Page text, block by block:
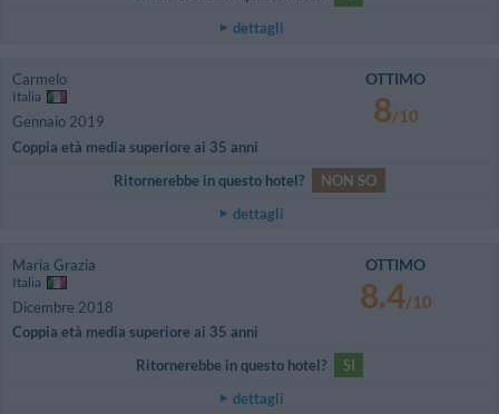
dettagli
Carmelo
Italia
Gennaio 2019
Coppia età media superiore ai 35 anni
OTTIMO
8/10
Ritornerebbe in questo hotel?
NON SO
dettagli
Maria Grazia
Italia
Dicembre 2018
Coppia età media superiore ai 35 anni
OTTIMO
8.4/10
Ritornerebbe in questo hotel?
SI
dettagli